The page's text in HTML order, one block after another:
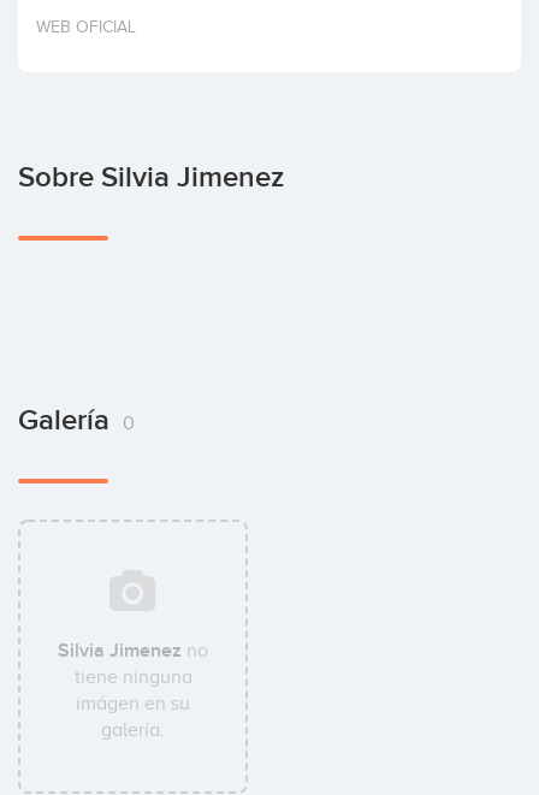
Invertir
WEB OFICIAL
Sobre Silvia Jimenez
Galería 0
Silvia Jimenez no
tiene ninguna
imágen en su
galería.